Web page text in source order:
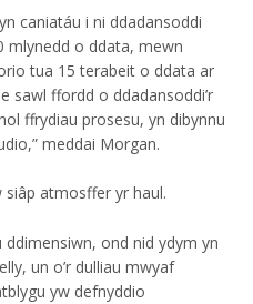
caniatáu i ni ddadansoddi
mlynedd o ddata, mewn
tua 15 terabeit o ddata ar
sawl ffordd o ddadansoddi’r
ffrydiau prosesu, yn dibynnu
meddai Morgan.
atmosffer yr haul.
ond nid ydym yn
un o’r dulliau mwyaf
yw defnyddio